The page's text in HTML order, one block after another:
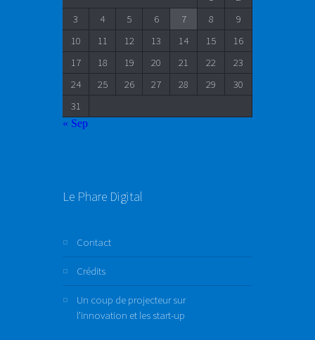
3
4 5 6 7 8
9
10
11 12 13 14 15
16
17
18 19 20 21 22
23
24
25 26 27 28 29
30
31
« Sep
Le Phare Digital
Contact
Crédits
Un coup de projecteur sur
l’innovation et les start-up